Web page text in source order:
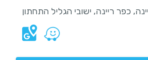
כפר ריינה, ישובי הגליל התחתון